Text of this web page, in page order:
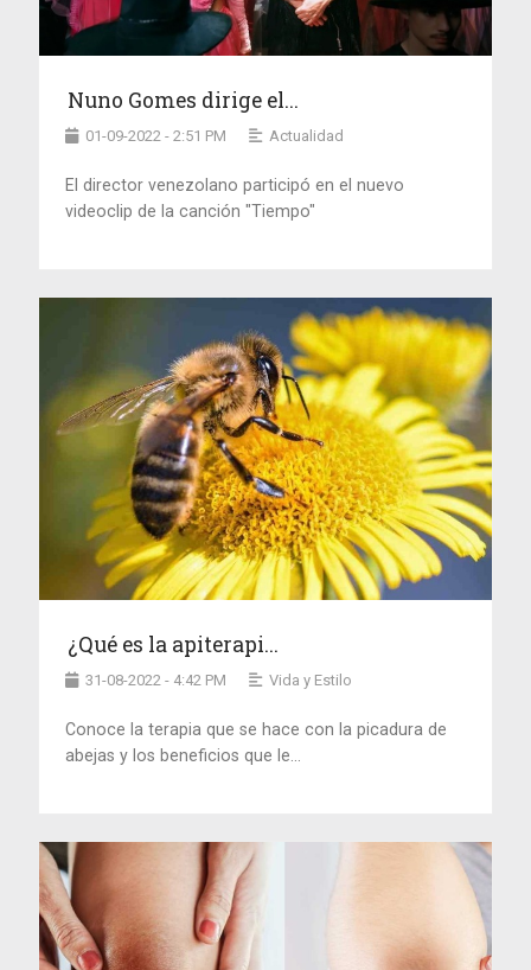
Nuno Gomes dirige el...
01-09-2022 - 2:51 PM Actualidad
El director venezolano participó en el nuevo
videoclip de la canción "Tiempo"
¿Qué es la apiterapi...
31-08-2022 - 4:42 PM Vida y Estilo
Conoce la terapia que se hace con la picadura de
abejas y los beneficios que le...